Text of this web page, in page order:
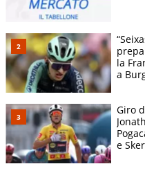
la
a
Giro
e